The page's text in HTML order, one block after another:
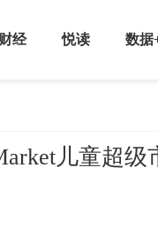
财经 悦读 数据
儿童超级